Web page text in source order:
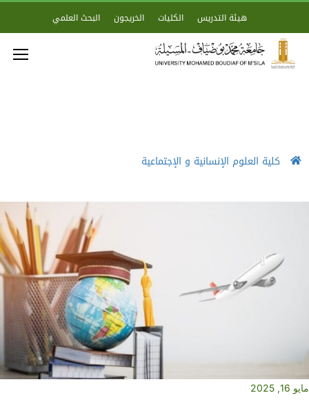
هيئة التدريس الكليات الخريجون البحث العلمي
كلية العلوم الإنسانية و الإجتماعية
مايو 16, 2025